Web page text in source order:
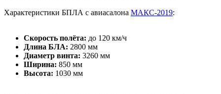
Характеристики БПЛА с авиасалона МАКС-2019:
Скорость полёта: до 120 км/ч
Длина БЛА: 2800 мм
Диаметр винта: 3260 мм
Ширина: 850 мм
Высота: 1030 мм